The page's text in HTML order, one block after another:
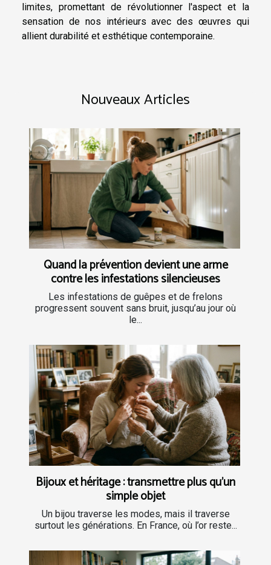
limites, promettant de révolutionner l'aspect et la
sensation de nos intérieurs avec des œuvres qui
allient durabilité et esthétique contemporaine.
Nouveaux Articles
Quand la prévention devient une arme
contre les infestations silencieuses
Les infestations de guêpes et de frelons
progressent souvent sans bruit, jusqu’au jour où
le...
Bijoux et héritage : transmettre plus qu’un
simple objet
Un bijou traverse les modes, mais il traverse
surtout les générations. En France, où l’or reste...